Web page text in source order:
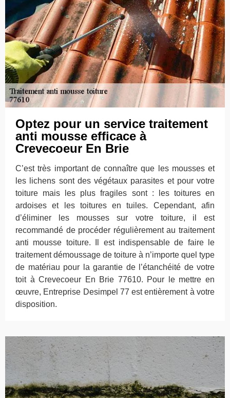
Optez pour un service traitement
anti mousse efficace à
Crevecoeur En Brie
C’est très important de connaître que les mousses et
les lichens sont des végétaux parasites et pour votre
toiture mais les plus fragiles sont : les toitures en
ardoises et les toitures en tuiles. Cependant, afin
d’éliminer les mousses sur votre toiture, il est
recommandé de procéder régulièrement au traitement
anti mousse toiture. Il est indispensable de faire le
traitement démoussage de toiture à n’importe quel type
de matériau pour la garantie de l’étanchéité de votre
toit à Crevecoeur En Brie 77610. Pour le mettre en
œuvre, Entreprise Desimpel 77 est entièrement à votre
disposition.